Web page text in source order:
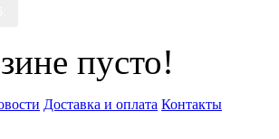
пусто!
Доставка и оплата Контакты